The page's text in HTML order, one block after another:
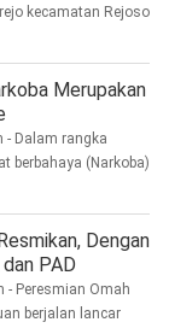
kecamatan Rejoso
Merupakan
Dalam rangka
berbahaya (Narkoba)
Dengan
PAD
- Peresmian Omah
berjalan lancar